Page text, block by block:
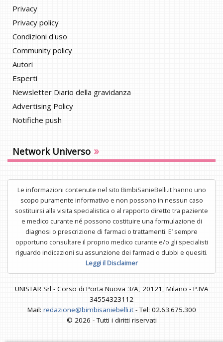
Privacy
Privacy policy
Condizioni d'uso
Community policy
Autori
Esperti
Newsletter Diario della gravidanza
Advertising Policy
Notifiche push
Network Universo »
Le informazioni contenute nel sito BimbiSanieBelli.it hanno uno
scopo puramente informativo e non possono in nessun caso
sostituirsi alla visita specialistica o al rapporto diretto tra paziente
e medico curante né possono costituire una formulazione di
diagnosi o prescrizione di farmaci o trattamenti. E’ sempre
opportuno consultare il proprio medico curante e/o gli specialisti
riguardo indicazioni su assunzione dei farmaci o dubbi e quesiti.
Leggi il Disclaimer
UNISTAR Srl - Corso di Porta Nuova 3/A, 20121, Milano - P.IVA
34554323112
Mail: redazione@bimbisaniebelli.it- Tel: 02.63.675.300
© 2026 - Tutti i diritti riservati